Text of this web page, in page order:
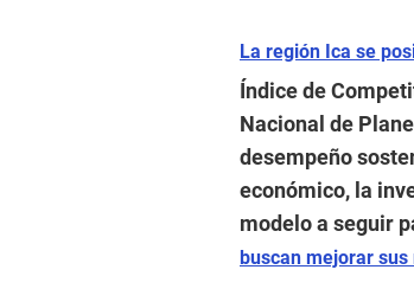
La región Ica se
Índice de
Nacional de
desempeño
económico, la
modelo a seguir
buscan mejorar